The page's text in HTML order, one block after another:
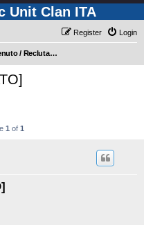
Unit Clan ITA
Login
Register
Benvenuto / Reclutamento - Sei nuovo? Clicca qui!
1 of 1